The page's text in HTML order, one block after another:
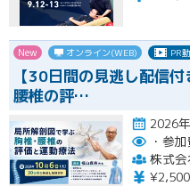
New オンライン(WEB) PR
【30日間の見逃し配信
腰椎の評…
株式